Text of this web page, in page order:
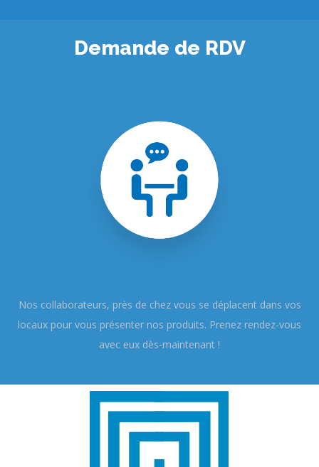
Demande de RDV
Nos collaborateurs, près de chez vous se déplacent dans vos
locaux pour vous présenter nos produits. Prenez rendez-vous
avec eux dès-maintenant !